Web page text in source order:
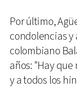
Por último,
condolencias y
colombiano
años: "Hay
y a todos los